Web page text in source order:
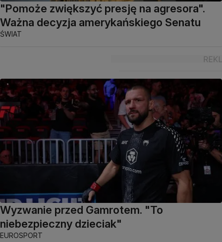
"Pomoże zwiększyć presję na agresora".
Ważna decyzja amerykańskiego Senatu
ŚWIAT
Wyzwanie przed Gamrotem. "To
niebezpieczny dzieciak"
EUROSPORT